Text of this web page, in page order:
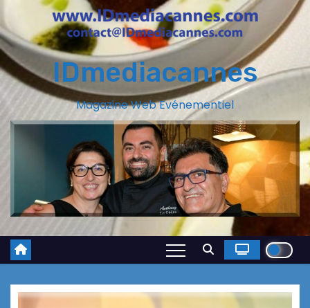
IDmediacannes
Magazine Web Evénementiel